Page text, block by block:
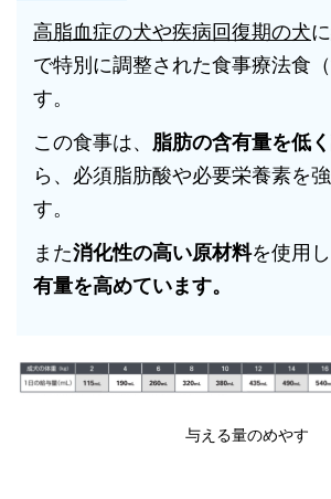
高脂血症の犬や疾病回復期の犬
で特別に調整された食事療法食
す。
この食事は、 脂肪の含有量を低
ら、必須脂肪酸や必要栄養素を
す。
また消化性の高い原材料を使用し
有量を高めています。
与える量のめやす